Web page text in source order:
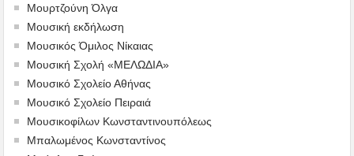
Μουρτζούνη Όλγα
Μουσική εκδήλωση
Μουσικός Όμιλος Νίκαιας
Μουσική Σχολή «ΜΕΛΩΔΙΑ»
Μουσικό Σχολείο Αθήνας
Μουσικό Σχολείο Πειραιά
Μουσικοφίλων Κωνσταντινουπόλεως
Μπαλωμένος Κωνσταντίνος